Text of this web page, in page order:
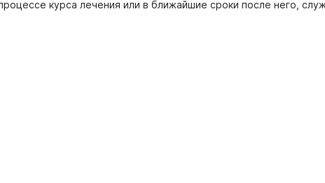
курса лечения или в ближайшие сроки после него,